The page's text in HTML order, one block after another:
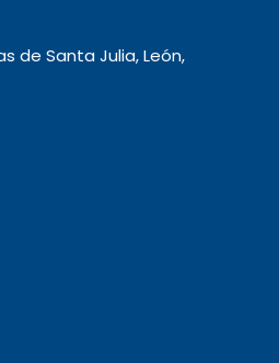
de Santa Julia, León,